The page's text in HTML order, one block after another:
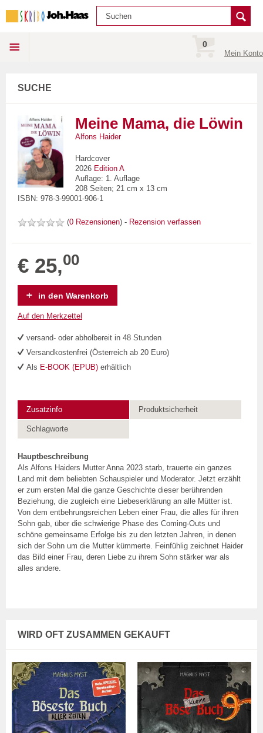
0
Mein Konto
SUCHE
Meine Mama, die Löwin
Alfons Haider
Hardcover
2026 Edition A
Auflage: 1. Auflage
208 Seiten; 21 cm x 13 cm
ISBN: 978-3-99001-906-1
(0 Rezensionen) - Rezension verfassen
€ 25,00
in den Warenkorb
Auf den Merkzettel
versand- oder abholbereit in 48 Stunden
Versandkostenfrei (Österreich ab 20 Euro)
Als E-BOOK (EPUB) erhältlich
Zusatzinfo Produktsicherheit
Schlagworte
Hauptbeschreibung
Als Alfons Haiders Mutter Anna 2023 starb, trauerte ein ganzes
Land mit dem beliebten Schauspieler und Moderator. Jetzt erzählt
er zum ersten Mal die ganze Geschichte dieser berührenden
Beziehung, die zugleich eine Liebeserklärung an alle Mütter ist.
Von dem entbehrungsreichen Leben einer Frau, die alles für ihren
Sohn gab, über die schwierige Phase des Coming-Outs und
schöne gemeinsame Erfolge bis zu den letzten Jahren, in denen
sich der Sohn um die Mutter kümmerte. Feinfühlig zeichnet Haider
das Bild einer Frau, deren Liebe zu ihrem Sohn stärker war als
alles andere.
WIRD OFT ZUSAMMEN GEKAUFT